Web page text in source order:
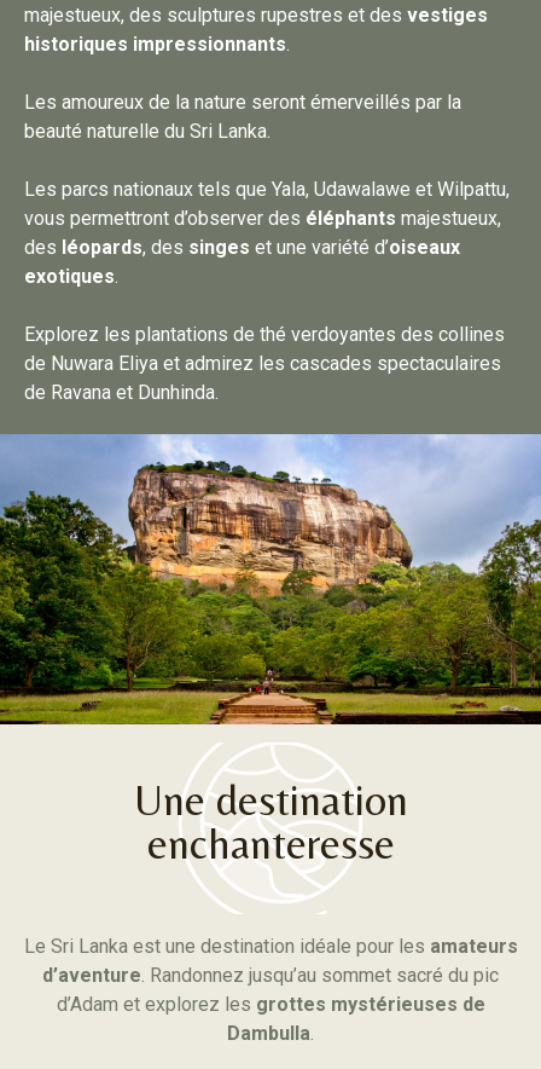
majestueux, des sculptures rupestres et des vestiges
historiques impressionnants.
Les amoureux de la nature seront émerveillés par la
beauté naturelle du Sri Lanka.
Les parcs nationaux tels que Yala, Udawalawe et Wilpattu,
vous permettront d’observer des éléphants majestueux,
des léopards, des singes et une variété d’oiseaux
exotiques.
Explorez les plantations de thé verdoyantes des collines
de Nuwara Eliya et admirez les cascades spectaculaires
de Ravana et Dunhinda.
Une destination
enchanteresse
Le Sri Lanka est une destination idéale pour les amateurs
d’aventure. Randonnez jusqu’au sommet sacré du pic
d’Adam et explorez les grottes mystérieuses de
Dambulla.